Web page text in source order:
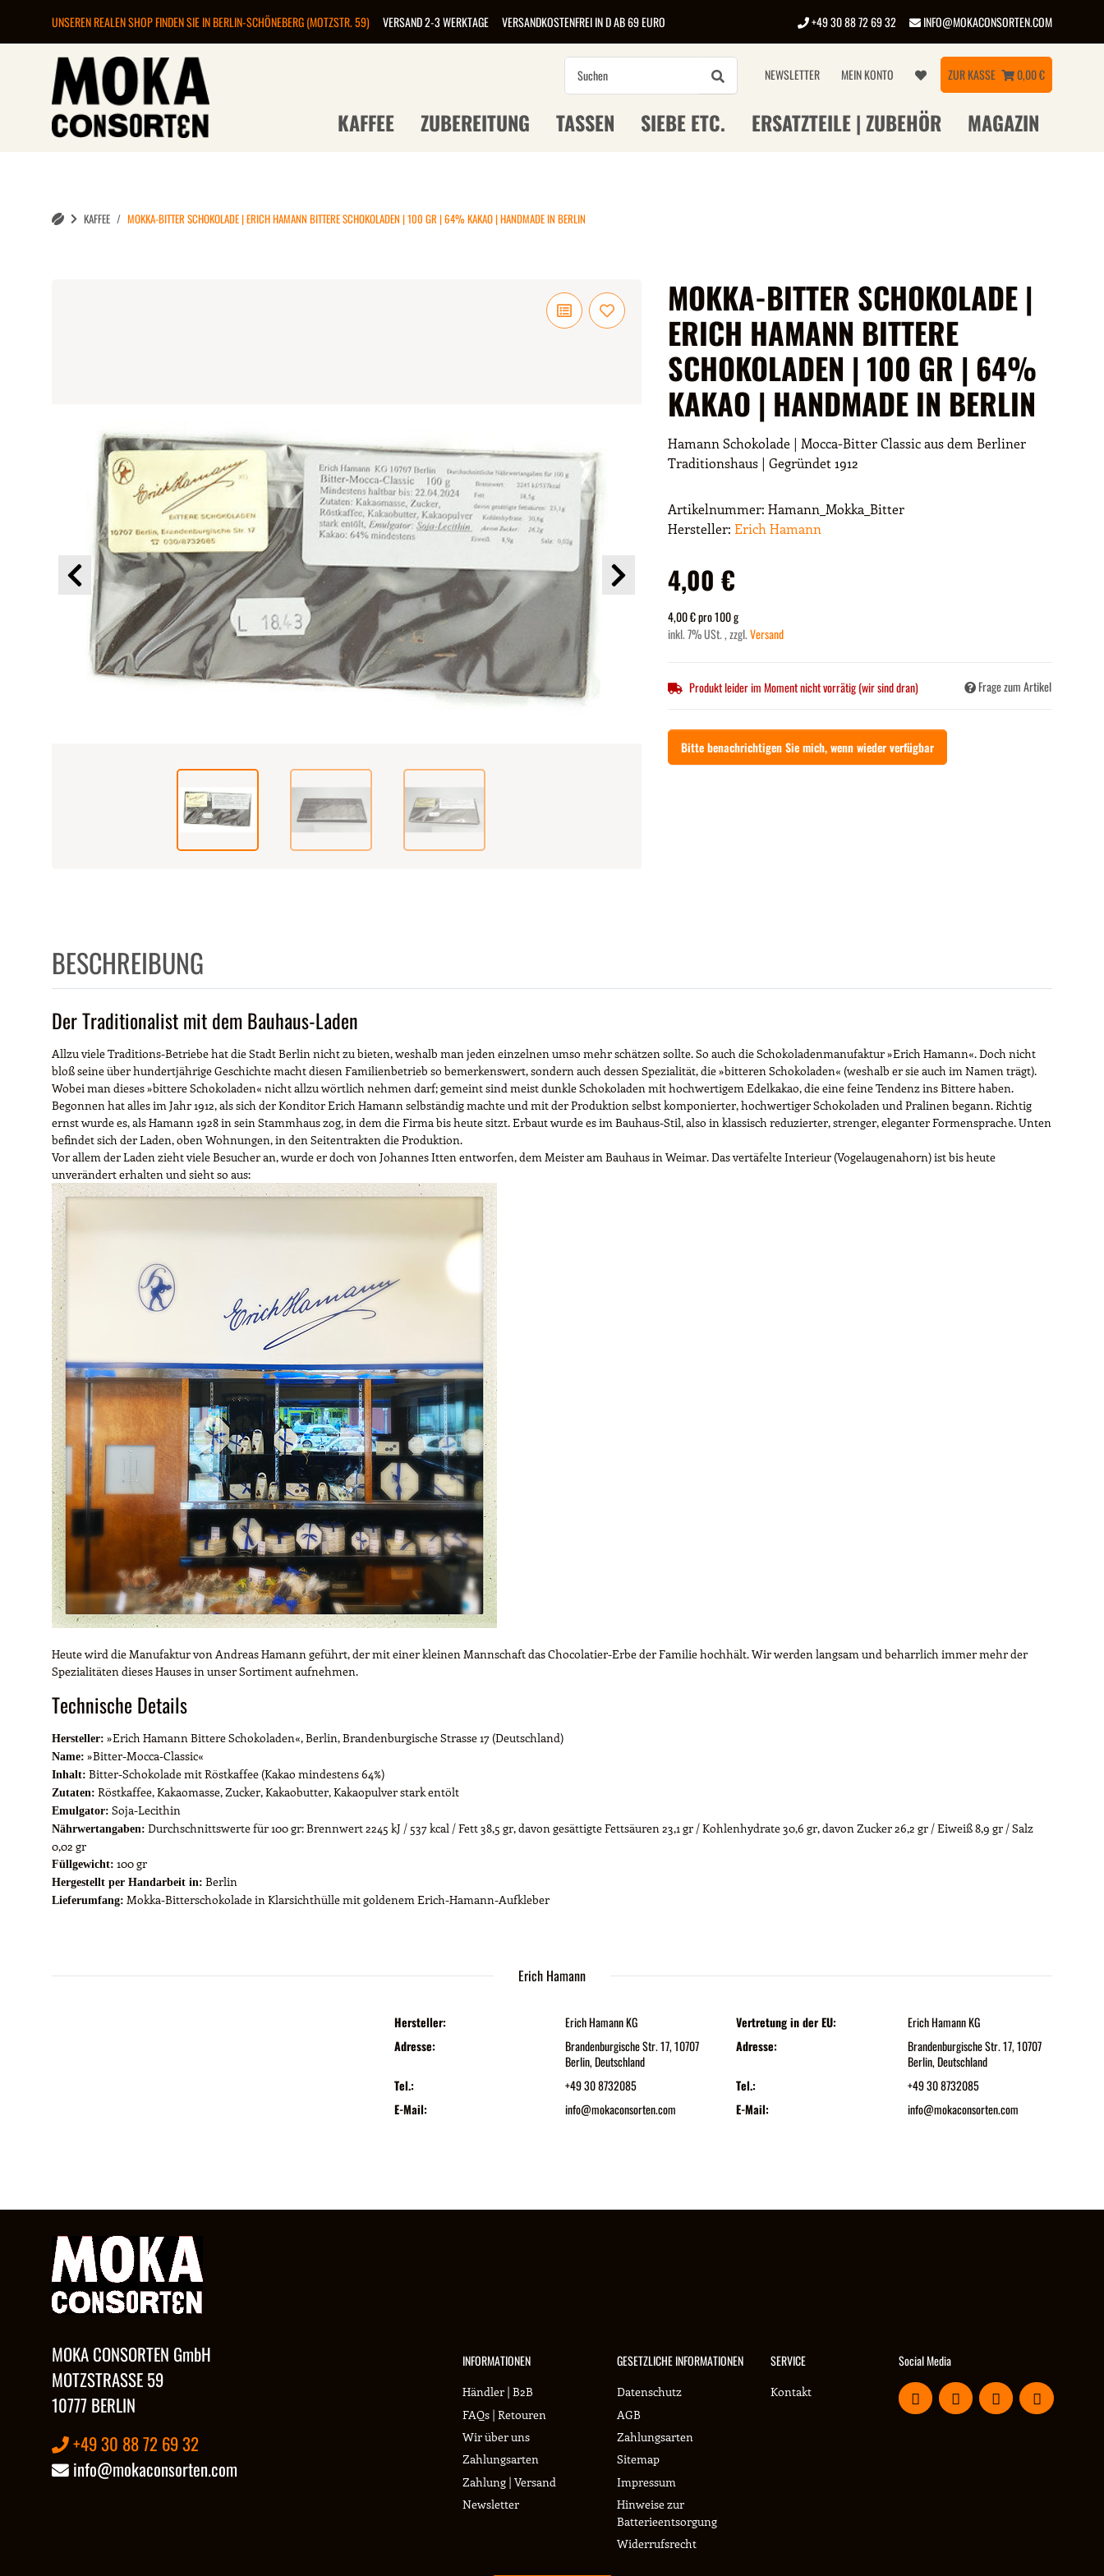
UNSEREN REALEN SHOP FINDEN SIE IN BERLIN-SCHÖNEBERG (MOTZSTR. 59) VERSAND 2-3 WERKTAGE VERSANDKOSTENFREI IN D AB 69 EURO +49 30 88 72 69 32 INFO@MOKACONSORTEN.COM
NEWSLETTER MEIN KONTO ZUR KASSE 0,00 €
KAFFEE ZUBEREITUNG TASSEN SIEBE ETC. ERSATZTEILE | ZUBEHÖR MAGAZIN
KAFFEE MOKKA-BITTER SCHOKOLADE | ERICH HAMANN BITTERE SCHOKOLADEN | 100 GR | 64% KAKAO | HANDMADE IN BERLIN
MOKKA-BITTER SCHOKOLADE |
ERICH HAMANN BITTERE
SCHOKOLADEN | 100 GR | 64%
KAKAO | HANDMADE IN BERLIN
Hamann Schokolade | Mocca-Bitter Classic aus dem Berliner
Traditionshaus | Gegründet 1912
Artikelnummer: Hamann_Mokka_Bitter
Hersteller: Erich Hamann
4,00 €
4,00 € pro 100 g
inkl. 7% USt. , zzgl.Versand
Produkt leider im Moment nicht vorrätig (wir sind dran) Frage zum Artikel
Bitte benachrichtigen Sie mich, wenn wieder verfügbar
BESCHREIBUNG
Der Traditionalist mit dem Bauhaus-Laden
Allzu viele Traditions-Betriebe hat die Stadt Berlin nicht zu bieten, weshalb man jeden einzelnen umso mehr schätzen sollte. So auch die Schokoladenmanufaktur »Erich Hamann«. Doch nicht
bloß seine über hundertjährige Geschichte macht diesen Familienbetrieb so bemerkenswert, sondern auch dessen Spezialität, die »bitteren Schokoladen« (weshalb er sie auch im Namen trägt).
Wobei man dieses »bittere Schokoladen« nicht allzu wörtlich nehmen darf; gemeint sind meist dunkle Schokoladen mit hochwertigem Edelkakao, die eine feine Tendenz ins Bittere haben.
Begonnen hat alles im Jahr 1912, als sich der Konditor Erich Hamann selbständig machte und mit der Produktion selbst komponierter, hochwertiger Schokoladen und Pralinen begann. Richtig
ernst wurde es, als Hamann 1928 in sein Stammhaus zog, in dem die Firma bis heute sitzt. Erbaut wurde es im Bauhaus-Stil, also in klassisch reduzierter, strenger, eleganter Formensprache. Unten
befindet sich der Laden, oben Wohnungen, in den Seitentrakten die Produktion.
Vor allem der Laden zieht viele Besucher an, wurde er doch von Johannes Itten entworfen, dem Meister am Bauhaus in Weimar. Das vertäfelte Interieur (Vogelaugenahorn) ist bis heute
unverändert erhalten und sieht so aus:
Heute wird die Manufaktur von Andreas Hamann geführt, der mit einer kleinen Mannschaft das Chocolatier-Erbe der Familie hochhält. Wir werden langsam und beharrlich immer mehr der
Spezialitäten dieses Hauses in unser Sortiment aufnehmen.
Technische Details
Hersteller: »Erich Hamann Bittere Schokoladen«, Berlin, Brandenburgische Strasse 17 (Deutschland)
Name: »Bitter-Mocca-Classic«
Inhalt: Bitter-Schokolade mit Röstkaffee (Kakao mindestens 64%)
Zutaten: Röstkaffee, Kakaomasse, Zucker, Kakaobutter, Kakaopulver stark entölt
Emulgator: Soja-Lecithin
Nährwertangaben: Durchschnittswerte für 100 gr: Brennwert 2245 kJ / 537 kcal / Fett 38,5 gr, davon gesättigte Fettsäuren 23,1 gr / Kohlenhydrate 30,6 gr, davon Zucker 26,2 gr / Eiweiß 8,9 gr / Salz
0,02 gr
Füllgewicht: 100 gr
Hergestellt per Handarbeit in: Berlin
Lieferumfang: Mokka-Bitterschokolade in Klarsichthülle mit goldenem Erich-Hamann-Aufkleber
Erich Hamann
Hersteller:
Erich Hamann KG
Adresse:
Brandenburgische Str. 17, 10707
Berlin, Deutschland
Tel.:
+49 30 8732085
E-Mail:
info@mokaconsorten.com
Vertretung in der EU:
Erich Hamann KG
Adresse:
Brandenburgische Str. 17, 10707
Berlin, Deutschland
Tel.:
+49 30 8732085
E-Mail:
info@mokaconsorten.com
MOKA CONSORTEN GmbH
MOTZSTRASSE 59
10777 BERLIN
+49 30 88 72 69 32
info@mokaconsorten.com
INFORMATIONEN
Händler | B2B
FAQs | Retouren
Wir über uns
Zahlungsarten
Zahlung | Versand
Newsletter
GESETZLICHE INFORMATIONEN
Datenschutz
AGB
Zahlungsarten
Sitemap
Impressum
Hinweise zur
Batterieentsorgung
Widerrufsrecht
SERVICE
Kontakt
Social Media